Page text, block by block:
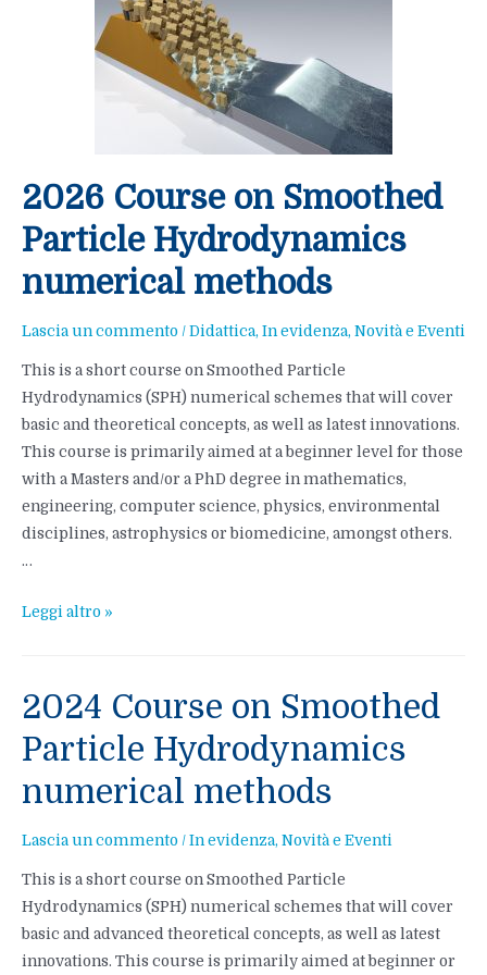
2026 Course on Smoothed
Particle Hydrodynamics
numerical methods
Lascia un commento / Didattica, In evidenza, Novità e Eventi
This is a short course on Smoothed Particle
Hydrodynamics (SPH) numerical schemes that will cover
basic and theoretical concepts, as well as latest innovations.
This course is primarily aimed at a beginner level for those
with a Masters and/or a PhD degree in mathematics,
engineering, computer science, physics, environmental
disciplines, astrophysics or biomedicine, amongst others.
…
2026
Smoothed
Particle
Hydrodynamics
methods
Leggi altro »
2024 Course on Smoothed
Particle Hydrodynamics
numerical methods
Lascia un commento / In evidenza, Novità e Eventi
This is a short course on Smoothed Particle
Hydrodynamics (SPH) numerical schemes that will cover
basic and advanced theoretical concepts, as well as latest
innovations. This course is primarily aimed at beginner or